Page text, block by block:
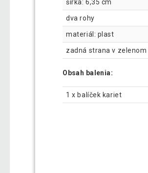
šírka: 6,35 cm
dva rohy
materiál: plast
zadná strana v
Obsah balenia:
1 x balíček kariet